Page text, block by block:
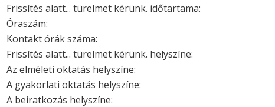
Frissítés alatt... türelmet kérünk. időtartama:
Óraszám:
Kontakt órák száma:
Frissítés alatt... türelmet kérünk. helyszíne:
Az elméleti oktatás helyszíne:
A gyakorlati oktatás helyszíne:
A beiratkozás helyszíne: